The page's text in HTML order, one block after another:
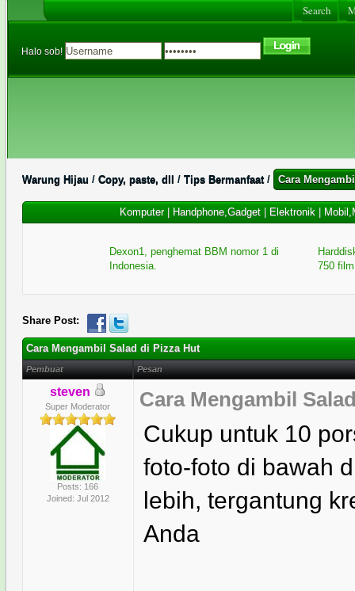
Search
Halo sob!
Warung Hijau / Copy, paste, dll / Tips Bermanfaat / Cara
Komputer| Handphone,Gadget| Elektronik|
Dexon1, penghemat BBM nomor 1 di
Indonesia.
750
Share Post:
Cara Mengambil Salad di Pizza Hut
Pembuat Pesan
steven
Super Moderator
Posts: 166
Joined: Jul 2012
Cara Mengambil
Cukup untuk 10
foto-foto di bawah
lebih, tergantung
Anda